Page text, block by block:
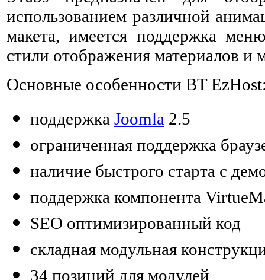
использованием различной
макета, имеется поддержка
стили отображения материалов и
Основные особенности BT
поддержка Joomla 2.5
ограниченная поддержка
наличие быстрого старта с
поддержка компонента
SEO оптимизированный код
складная модульная
34 позиций для модулей